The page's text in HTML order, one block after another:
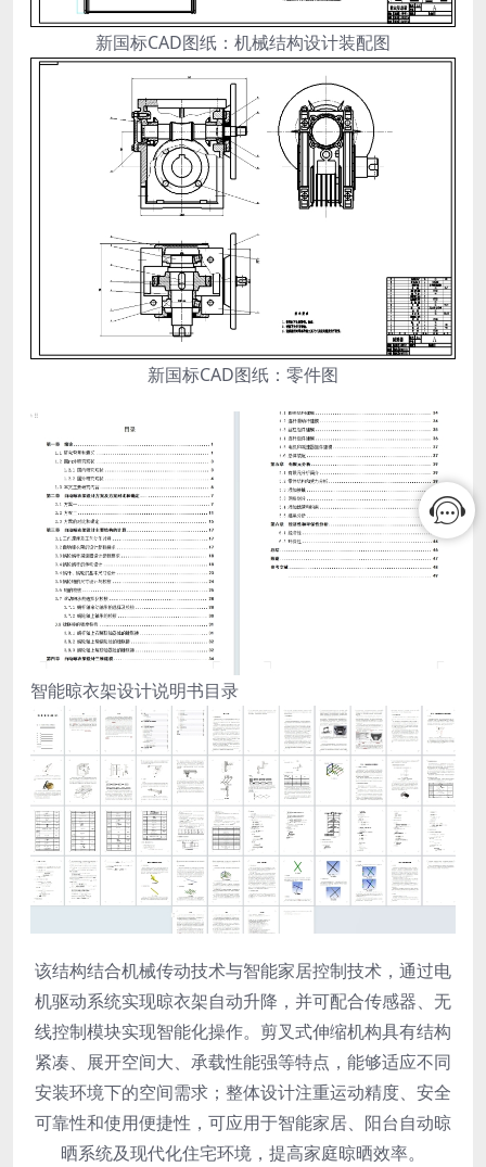
新国标CAD图纸：机械结构设计装配图
新国标CAD图纸：零件图
智能晾衣架设计说明书目录
该结构结合机械传动技术与智能家居控制技术，通过电
机驱动系统实现晾衣架自动升降，并可配合传感器、无
线控制模块实现智能化操作。剪叉式伸缩机构具有结构
紧凑、展开空间大、承载性能强等特点，能够适应不同
安装环境下的空间需求；整体设计注重运动精度、安全
可靠性和使用便捷性，可应用于智能家居、阳台自动晾
晒系统及现代化住宅环境，提高家庭晾晒效率。